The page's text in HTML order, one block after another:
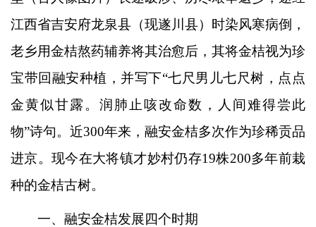
江西省吉安府龙泉县（现遂川县）时染风寒病倒，
老乡用金桔熬药辅养将其治愈后，其将金桔视为珍
宝带回融安种植，并写下“七尺男儿七尺树，点点
金黄似甘露。润肺止咳改命数，人间难得尝此
物”诗句。近300年来，融安金桔多次作为珍稀贡品
进京。现今在大将镇才妙村仍存19株200多年前栽
种的金桔古树。
一、融安金桔发展四个时期